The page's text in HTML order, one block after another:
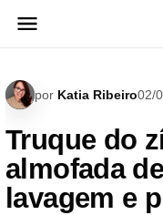
para
por Katia Ribeiro02/
Truque do
almofada
lavagem e